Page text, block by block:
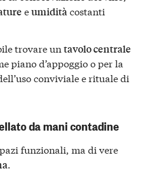
eumiditàcostanti
trovare un tavolo centrale
piano d’appoggio o per la
conviviale e rituale di
da mani contadine
funzionali, ma di vere
.